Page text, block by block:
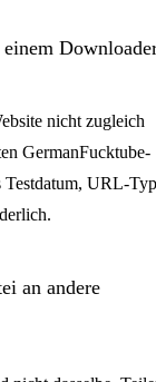
nicht zugleich
GermanFucktube-
Testdatum, URL-
an andere